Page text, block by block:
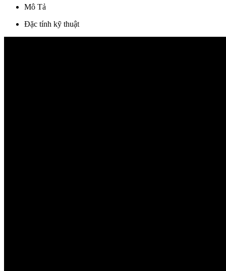
Mô Tả
Đặc tính kỹ thuật